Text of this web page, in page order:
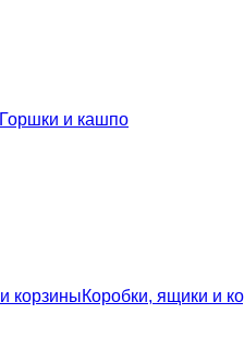
Горшки и кашпо
Коробки, ящики и